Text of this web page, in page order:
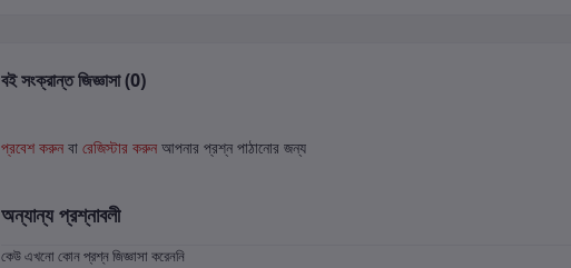
বই সংক্রান্ত জিজ্ঞাসা (0)
প্রবেশ করুন বা রেজিস্টার করুন আপনার প্রশ্ন পাঠানোর জন্য
অন্যান্য প্রশ্নাবলী
কেউ এখনো কোন প্রশ্ন জিজ্ঞাসা করেননি